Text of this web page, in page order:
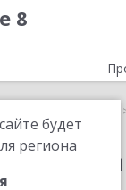
8
будет
региона